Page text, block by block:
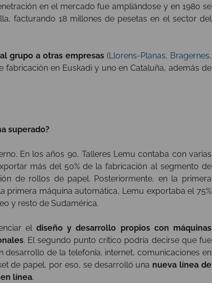
en el mercado fue ampliándose y en 1980 se
facturando 18 millones de pesetas en el sector del
grupo a otras empresas(Llorens-Planas, Bragernes,
en Euskadi y uno en Cataluña, además de
superado?
En los años 90, Talleres Lemu contaba con varias
más del 50% de la fabricación al segmento de
de rollos de papel. Posteriormente, en la primera
máquina automática, Lemu exportaba el 75%
y resto de Sudamérica.
eldiseño y desarrollo propios con máquinas
. El segundo punto crítico podría decirse que fue
desarrollo de la telefonía, internet, comunicaciones en
de papel, por eso, se desarrolló una nueva línea de
línea.